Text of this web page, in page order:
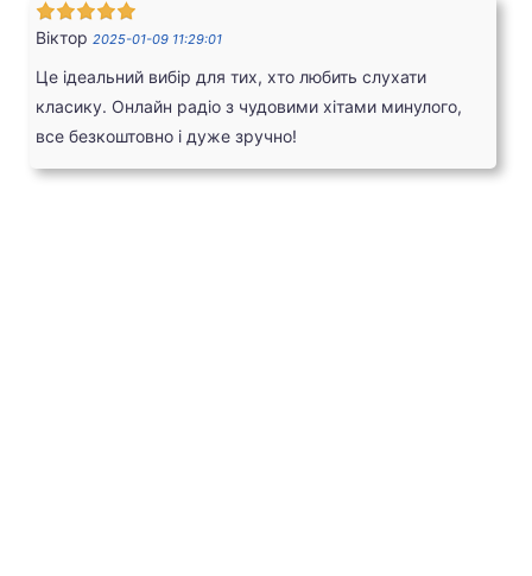
Віктор 2025-01-09 11:29:01
Це ідеальний вибір для тих, хто любить слухати
класику. Онлайн радіо з чудовими хітами минулого,
все безкоштовно і дуже зручно!